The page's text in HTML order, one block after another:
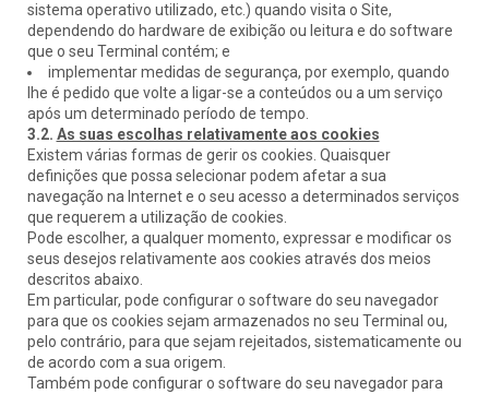
sistema operativo utilizado, etc.) quando visita o Site,
dependendo do hardware de exibição ou leitura e do software
que o seu Terminal contém; e
implementar medidas de segurança, por exemplo, quando
lhe é pedido que volte a ligar-se a conteúdos ou a um serviço
após um determinado período de tempo.
3.2. As suas escolhas relativamente aos cookies
Existem várias formas de gerir os cookies. Quaisquer
definições que possa selecionar podem afetar a sua
navegação na Internet e o seu acesso a determinados serviços
que requerem a utilização de cookies.
Pode escolher, a qualquer momento, expressar e modificar os
seus desejos relativamente aos cookies através dos meios
descritos abaixo.
Em particular, pode configurar o software do seu navegador
para que os cookies sejam armazenados no seu Terminal ou,
pelo contrário, para que sejam rejeitados, sistematicamente ou
de acordo com a sua origem.
Também pode configurar o software do seu navegador para